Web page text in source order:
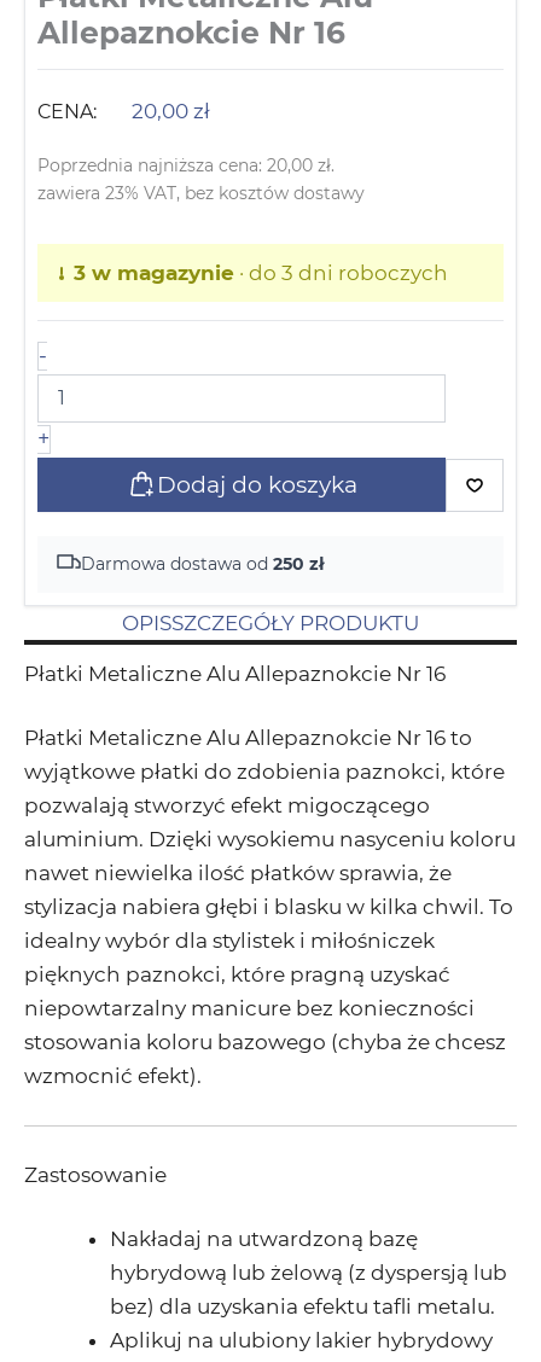
Allepaznokcie Nr 16
CENA: 20,00 zł
Poprzednia najniższa cena: 20,00 zł.
zawiera 23% VAT, bez kosztów dostawy
3 w magazynie · do 3 dni roboczych
-
+
Dodaj do koszyka
Darmowa dostawa od 250 zł
OPISSZCZEGÓŁY PRODUKTU
Płatki Metaliczne Alu Allepaznokcie Nr 16
Płatki Metaliczne Alu Allepaznokcie Nr 16 to
wyjątkowe płatki do zdobienia paznokci, które
pozwalają stworzyć efekt migoczącego
aluminium. Dzięki wysokiemu nasyceniu koloru
nawet niewielka ilość płatków sprawia, że
stylizacja nabiera głębi i blasku w kilka chwil. To
idealny wybór dla stylistek i miłośniczek
pięknych paznokci, które pragną uzyskać
niepowtarzalny manicure bez konieczności
stosowania koloru bazowego (chyba że chcesz
wzmocnić efekt).
Zastosowanie
Nakładaj na utwardzoną bazę
hybrydową lub żelową (z dyspersją lub
bez) dla uzyskania efektu tafli metalu.
Aplikuj na ulubiony lakier hybrydowy